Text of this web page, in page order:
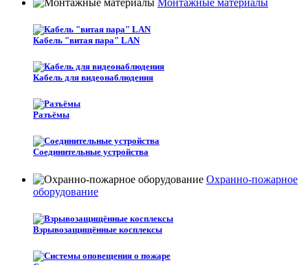
Кабель "витая пара" LAN
Кабель для видеонаблюдения
Разъёмы
Соединительные устройства
Охранно-пожарное
оборудование
Взрывозащищённые косплексы